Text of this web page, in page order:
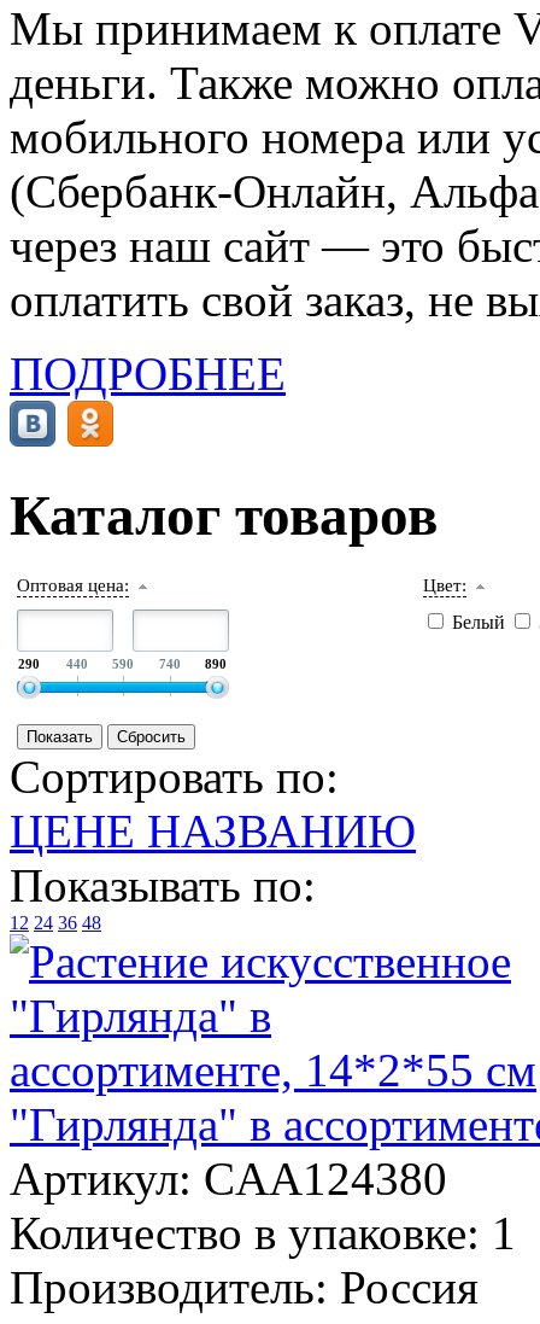
Мы принимаем к оплате
деньги. Также можно
мобильного номера или
(Сбербанк-Онлайн,
через наш сайт — это
оплатить свой заказ, не
ПОДРОБНЕЕ
Каталог товаров
Оптовая цена:
290 440 590 740 890
Цвет:
Белый
Сортировать по:
ЦЕНЕ НАЗВАНИЮ
Показывать по:
12 24 36 48
"Гирлянда" в
Артикул: CAA124380
Количество в упаковке: 1
Производитель: Россия